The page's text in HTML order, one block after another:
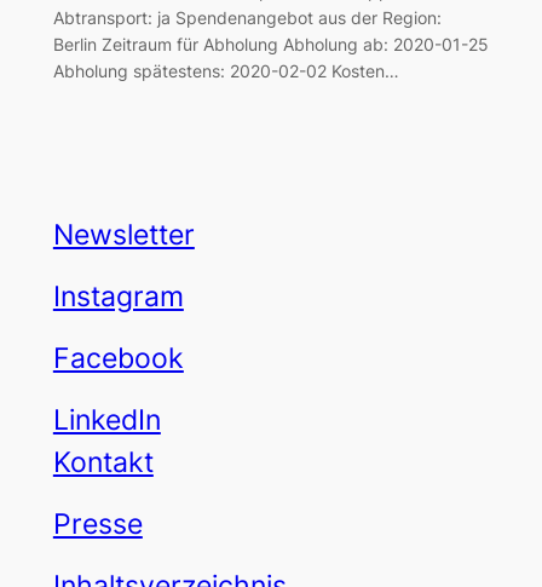
Abtransport: ja Spendenangebot aus der Region:
Berlin Zeitraum für Abholung Abholung ab: 2020-01-25
Abholung spätestens: 2020-02-02 Kosten…
Newsletter
Instagram
Facebook
LinkedIn
Kontakt
Presse